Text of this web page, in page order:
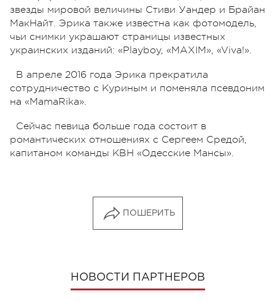
звезды мировой величины Стиви Уандер и Брайан
МакНайт. Эрика также известна как фотомодель,
чьи снимки украшают страницы известных
украинских изданий: «Playboy, «MAXIM», «Viva!».
В апреле 2016 года Эрика прекратила
сотрудничество с Куриным и поменяла псевдоним
на «MamaRika».
Сейчас певица больше года состоит в
романтических отношениях с Сергеем Средой,
капитаном команды КВН «Одесские Мансы».
ПОШЕРИТЬ
НОВОСТИ ПАРТНЕРОВ